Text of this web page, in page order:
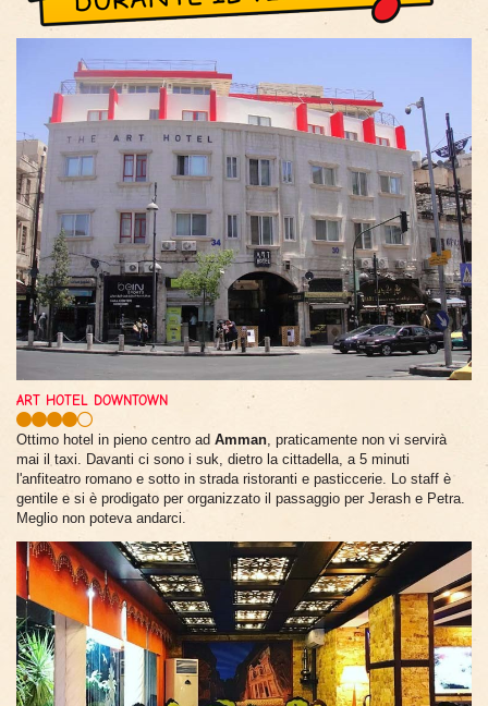
ART HOTEL DOWNTOWN
Ottimo hotel in pieno centro ad Amman , praticamente non vi servirà
mai il taxi. Davanti ci sono i suk, dietro la cittadella, a 5 minuti
l'anfiteatro romano e sotto in strada ristoranti e pasticcerie. Lo staff è
gentile e si è prodigato per organizzato il passaggio per Jerash e Petra.
Meglio non poteva andarci.